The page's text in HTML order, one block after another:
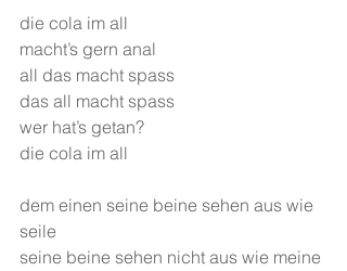
die cola im all
macht’s gern anal
all das macht spass
das all macht spass
wer hat’s getan?
die cola im all
dem einen seine beine sehen aus wie
seile
seine beine sehen nicht aus wie meine